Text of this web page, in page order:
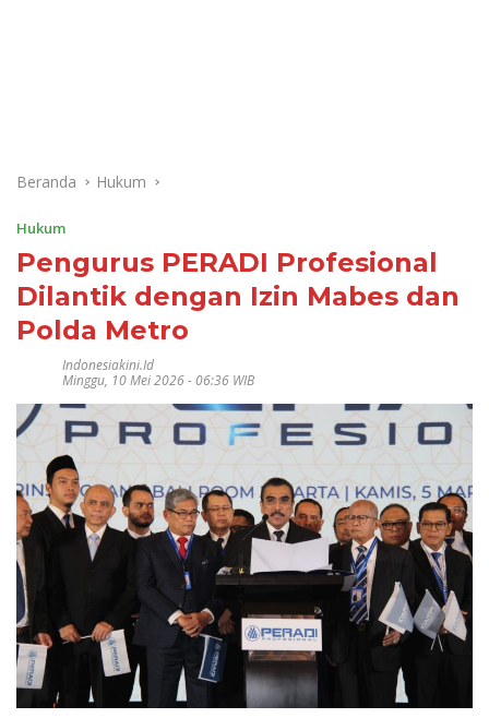
Beranda Hukum
Hukum
Pengurus PERADI Profesional
Dilantik dengan Izin Mabes dan
Polda Metro
Indonesiakini.id
Minggu, 10 Mei 2026 - 06:36 WIB